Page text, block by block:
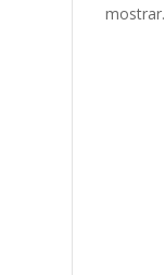
mostrar.